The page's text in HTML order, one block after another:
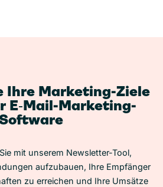
Ihre Marketing-Ziele
E‑Mail-Marketing-
mit unserem Newsletter-Tool,
aufzubauen, Ihre Empfänger
zu erreichen und Ihre Umsätze